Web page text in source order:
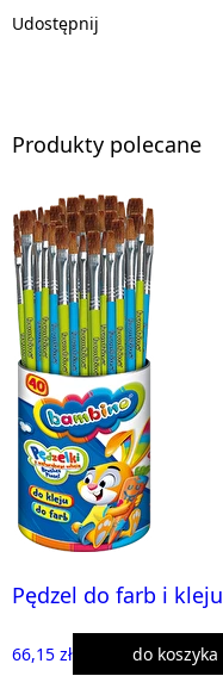
Udostępnij
Produkty polecane
Pędzel do farb i
66,15 zł do koszyka